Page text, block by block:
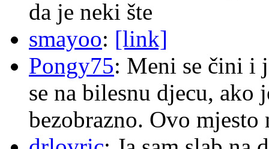
da je neki šte
smayoo: [link]
Pongy75: Meni se čini i
se na bilesnu djecu, ako
bezobrazno. Ovo